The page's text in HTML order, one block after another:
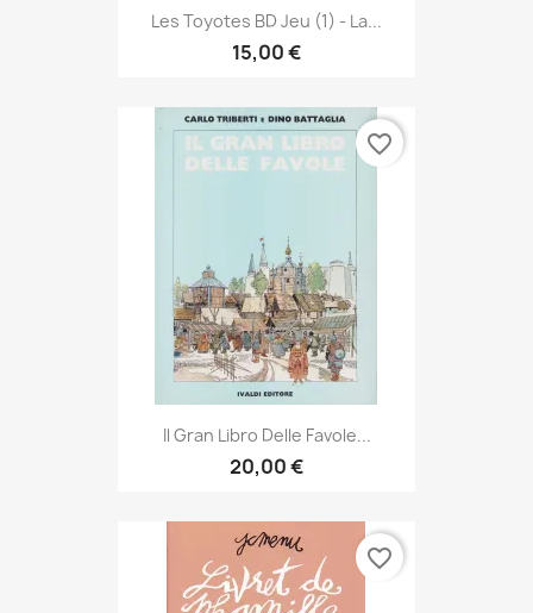
Les Toyotes BD Jeu (1) - La...
15,00 €
Il Gran Libro Delle Favole...
20,00 €
favorite_border
favorite_border